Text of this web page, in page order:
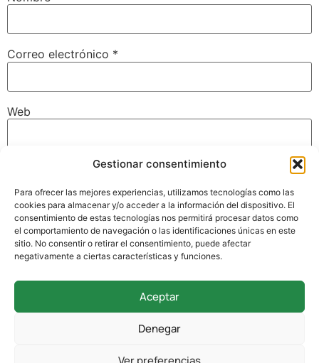
Gestionar consentimiento
Para ofrecer las mejores experiencias, utilizamos tecnologías como las
cookies para almacenar y/o acceder a la información del dispositivo. El
consentimiento de estas tecnologías nos permitirá procesar datos como
el comportamiento de navegación o las identificaciones únicas en este
sitio. No consentir o retirar el consentimiento, puede afectar
negativamente a ciertas características y funciones.
Aceptar
Denegar
Correo electrónico *
Web
navegador para la próxima vez que comente.